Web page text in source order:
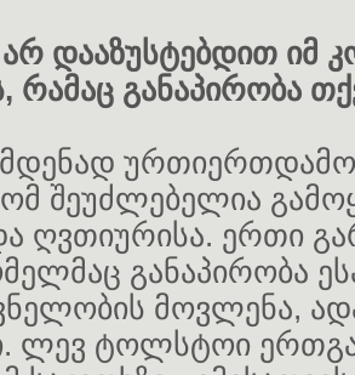
არ დააზუსტებდით იმ
რამაც განაპირობა
შეუძლებელია
ღვთიურისა. ერთი
განაპირობა
მოვლენა,
ლევ ტოლსტოი